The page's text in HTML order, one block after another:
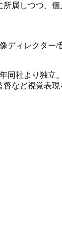
属しつつ、個
ディレクター/
同社より独立
など視覚表